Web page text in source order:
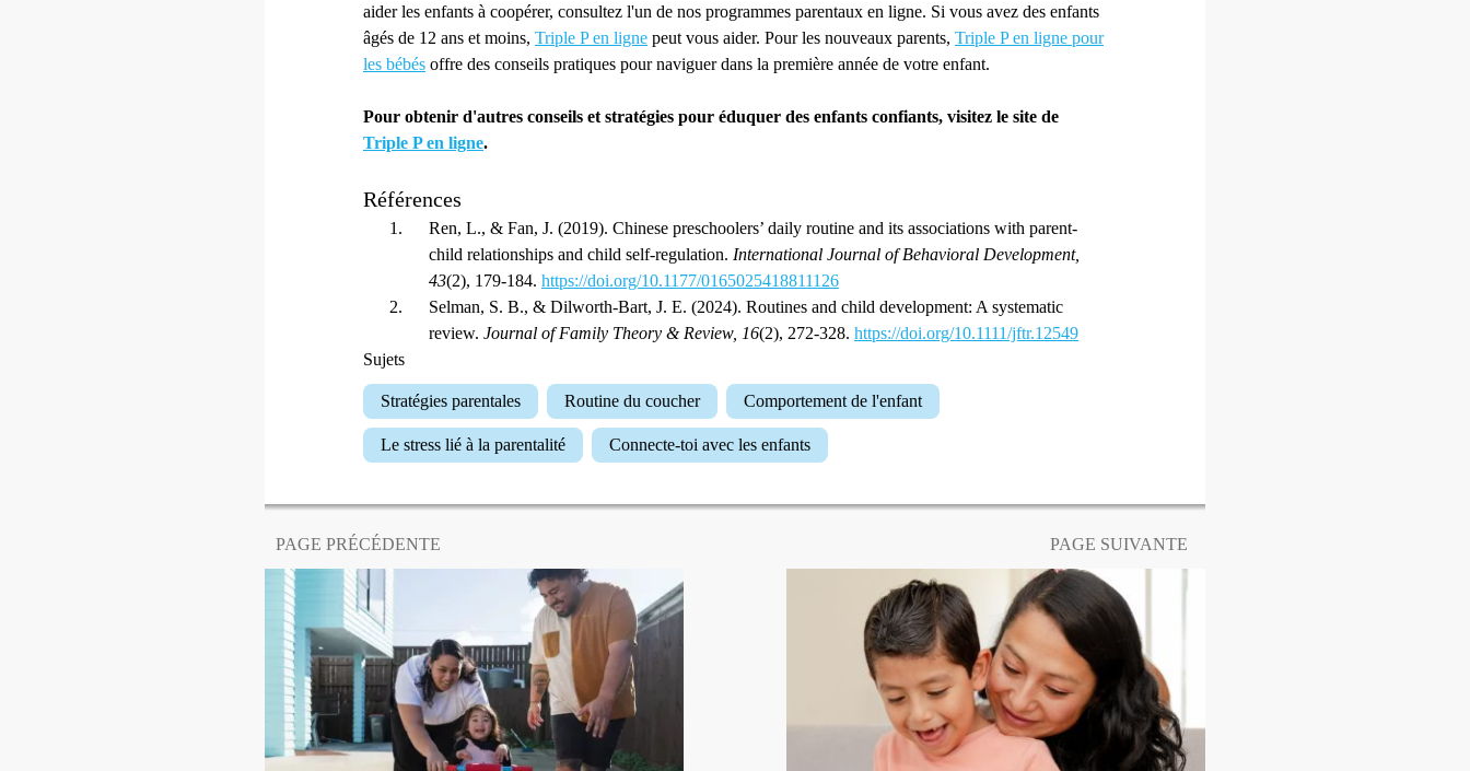
aider les enfants à coopérer, consultez l'un de nos programmes parentaux en ligne. Si vous avez des enfants
âgés de 12 ans et moins, Triple P en ligne peut vous aider. Pour les nouveaux parents, Triple P en ligne pour
les bébés offre des conseils pratiques pour naviguer dans la première année de votre enfant.
Pour obtenir d'autres conseils et stratégies pour éduquer des enfants confiants, visitez le site de
Triple P en ligne.
Références
Ren, L., & Fan, J. (2019). Chinese preschoolers’ daily routine and its associations with parent-
child relationships and child self-regulation. International Journal of Behavioral Development,
43(2), 179-184. https://doi.org/10.1177/0165025418811126
Selman, S. B., & Dilworth‐Bart, J. E. (2024). Routines and child development: A systematic
review. Journal of Family Theory & Review, 16(2), 272-328. https://doi.org/10.1111/jftr.12549
Sujets
Stratégies parentales Routine du coucher Comportement de l'enfant
Le stress lié à la parentalité Connecte-toi avec les enfants
PAGE PRÉCÉDENTE PAGE SUIVANTE